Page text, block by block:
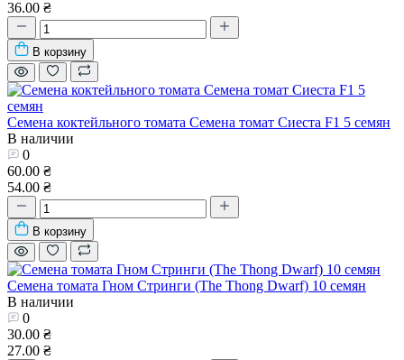
36.00 ₴
В корзину
Семена коктейльного томата Семена томат Сиеста F1 5 семян
В наличии
0
60.00 ₴
54.00 ₴
В корзину
Семена томата Гном Стринги (The Thong Dwarf) 10 семян
В наличии
0
30.00 ₴
27.00 ₴